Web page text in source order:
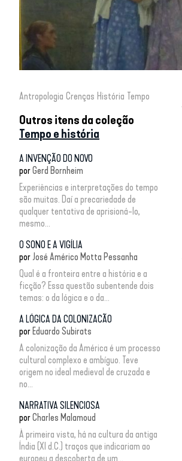
Antropologia Crenças História Tempo
Outros itens da coleção
Tempo e história
A INVENÇÃO DO NOVO
porGerd Bornheim
Experiências e interpretações do tempo
são muitas. Daí a precariedade de
qualquer tentativa de aprisioná-lo,
mesmo...
O SONO E A VIGÍLIA
por José Américo Motta Pessanha
Qual é a fronteira entre a história e a
ficção? Essa questão subentende dois
temas: o da lógica e o da...
A LÓGICA DA COLONIZACÃO
por Eduardo Subirats
A colonização da América é um processo
cultural complexo e ambíguo. Teve
origem no ideal medieval de cruzada e
no...
NARRATIVA SILENCIOSA
porCharles Malamoud
À primeira vista, há na cultura da antiga
Índia (XI d.C.) traços que indicariam ao
europeu a descoberta de um...